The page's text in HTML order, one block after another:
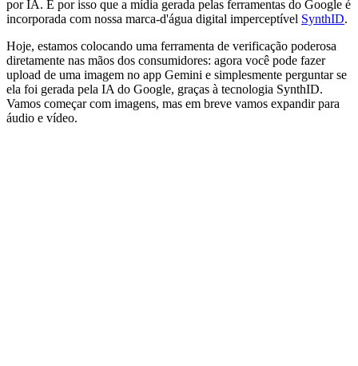
por IA. É por isso que a mídia gerada pelas ferramentas do Google é
incorporada com nossa marca-d'água digital imperceptível SynthID.
Hoje, estamos colocando uma ferramenta de verificação poderosa
diretamente nas mãos dos consumidores: agora você pode fazer
upload de uma imagem no app Gemini e simplesmente perguntar se
ela foi gerada pela IA do Google, graças à tecnologia SynthID.
Vamos começar com imagens, mas em breve vamos expandir para
áudio e vídeo.